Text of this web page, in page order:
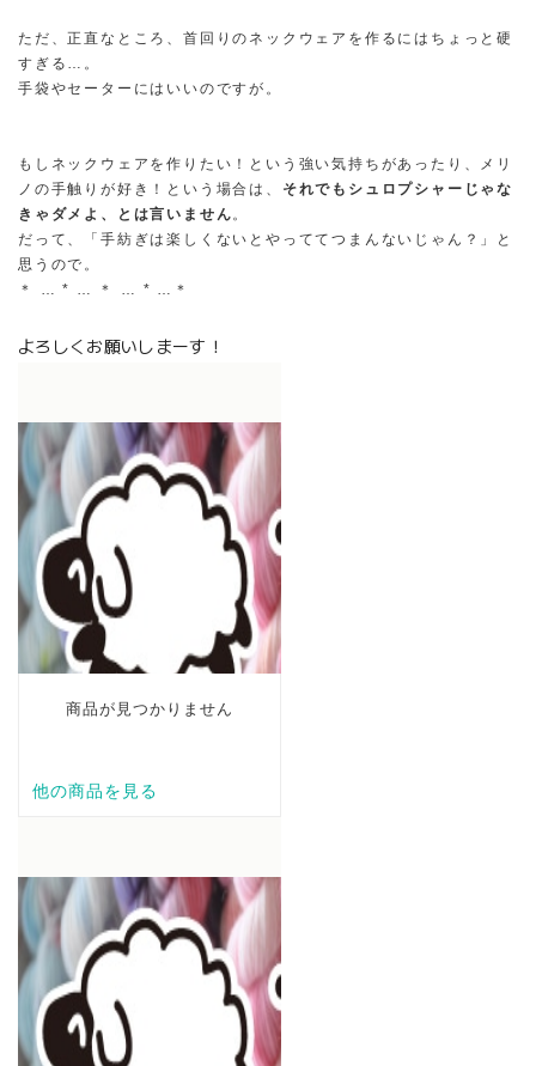
ただ、正直なところ、首回りのネックウェアを作るにはちょっと硬
すぎる…。
手袋やセーターにはいいのですが。
もしネックウェアを作りたい！という強い気持ちがあったり、メリ
ノの手触りが好き！という場合は、 それでもシュロプシャーじゃな
きゃダメよ、とは言いません 。
だって、「手紡ぎは楽しくないとやっててつまんないじゃん？」と
思うので。
＊ … * … ＊ … * …＊
よろしくお願いしまーす！